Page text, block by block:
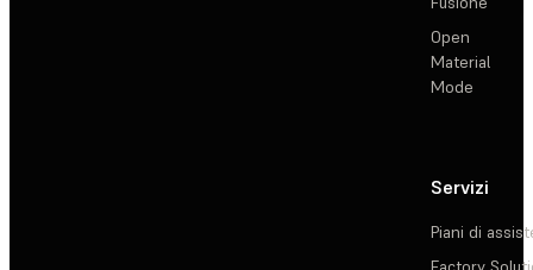
Open
Material
Mode
Servizi
Piani di